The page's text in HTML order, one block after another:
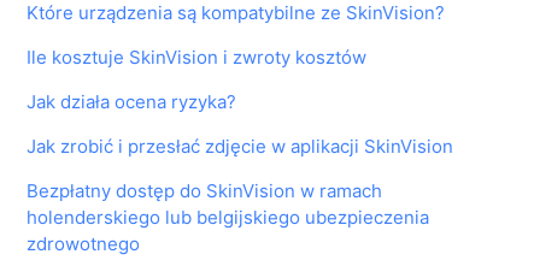
Które urządzenia są kompatybilne ze SkinVision?
Ile kosztuje SkinVision i zwroty kosztów
Jak działa ocena ryzyka?
Jak zrobić i przesłać zdjęcie w aplikacji SkinVision
Bezpłatny dostęp do SkinVision w ramach
holenderskiego lub belgijskiego ubezpieczenia
zdrowotnego